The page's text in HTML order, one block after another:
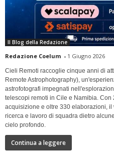
Il Blog della Redazione
Redazione Coelum - 1 Giugno 2026
Cieli Remoti raccoglie cinque anni di
Remote Astrophotography),
astrofotografi impegnati
telescopi remoti in Cile e Namibia. Con
acquisizione e oltre 330 elaborazioni, il
ricerca e lavoro di squadra dietro
cielo profondo.
Continua a leggere